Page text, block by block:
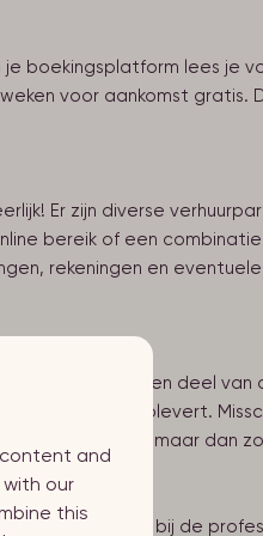
boekingsplatform lees je
voor aankomst gratis.
Er zijn diverse
bereik of een
rekeningen en
draag je dus een deel van
wat het oplevert.
zelf zou doen - maar dan
kunnen terecht bij de
and
our
this